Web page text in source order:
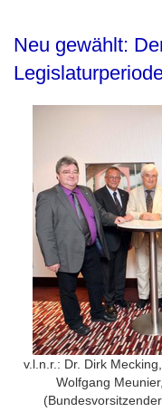
Neu gewählt:
v.l.n.r.: Dr. Dirk
Wolfgang